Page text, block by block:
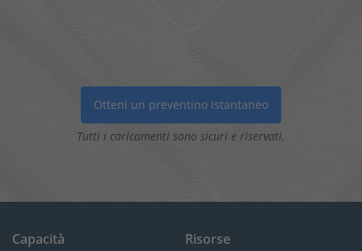
Otteni un preventino istantaneo
Tutti i caricamenti sono sicuri e riservati.
Capacità
Risorse